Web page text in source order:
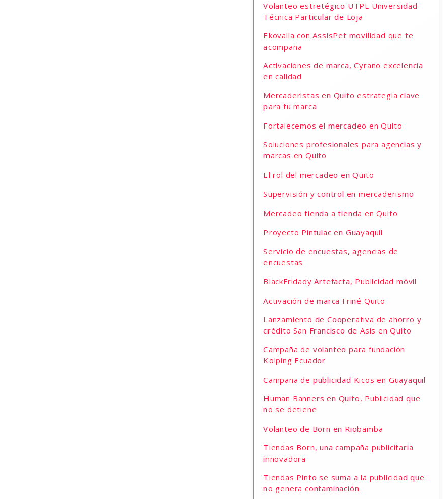
Volanteo estretégico UTPL Universidad
Técnica Particular de Loja
Ekovalla con AssisPet movilidad que te
acompaña
Activaciones de marca, Cyrano excelencia
en calidad
Mercaderistas en Quito estrategia clave
para tu marca
Fortalecemos el mercadeo en Quito
Soluciones profesionales para agencias y
marcas en Quito
El rol del mercadeo en Quito
Supervisión y control en mercaderismo
Mercadeo tienda a tienda en Quito
Proyecto Pintulac en Guayaquil
Servicio de encuestas, agencias de
encuestas
BlackFridady Artefacta, Publicidad móvil
Activación de marca Friné Quito
Lanzamiento de Cooperativa de ahorro y
crédito San Francisco de Asis en Quito
Campaña de volanteo para fundación
Kolping Ecuador
Campaña de publicidad Kicos en Guayaquil
Human Banners en Quito, Publicidad que
no se detiene
Volanteo de Born en Riobamba
Tiendas Born, una campaña publicitaria
innovadora
Tiendas Pinto se suma a la publicidad que
no genera contaminación